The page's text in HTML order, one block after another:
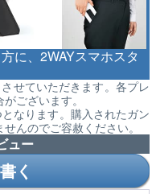
に、2WAYスマホスタ
せていただきます。各プレ
ございます。
なります。購入されたガン
んのでご容赦ください。
ュー
く